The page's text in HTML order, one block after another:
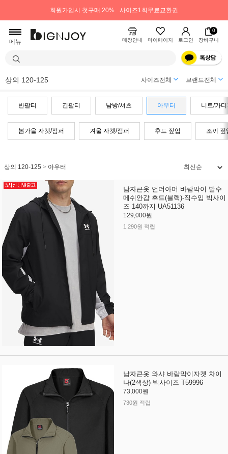
회원가입시 첫구매 20% 사이즈1회무료교환권
메뉴 매장안내 마이페이지 로그인
0
장바구니
상의 120-125 사이즈전체 브랜드전체
반팔티 긴팔티 남방/셔츠 아우터 니트/가
봄가을 자켓/점퍼 겨울 자켓/점퍼 후드 짚업 조끼 짚
상의 120-125 > 아우터
남자큰옷 언더아머 바람막이 발수
메쉬안감 후드(블랙)-직수입 빅사이
즈 140까지 UA51136
129,000원
1,290원 적립
남자큰옷 와샤 바람막이자켓 차이
나(2색상)-빅사이즈 T59996
73,000원
730원 적립